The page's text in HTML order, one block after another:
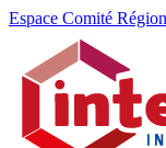
Aller
Aller
contenu
Espace Comité